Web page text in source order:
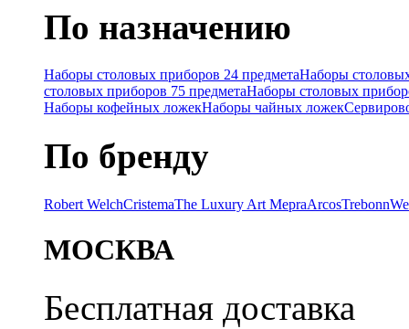
По назначению
Наборы столовых приборов 24 предметаНаборы
столовых приборов 75 предметаНаборы столовых
Наборы кофейных ложекНаборы чайных ложек
По бренду
Robert WelchCristemaThe Luxury Art MepraArcosTrebonn
МОСКВА
Бесплатная доставка